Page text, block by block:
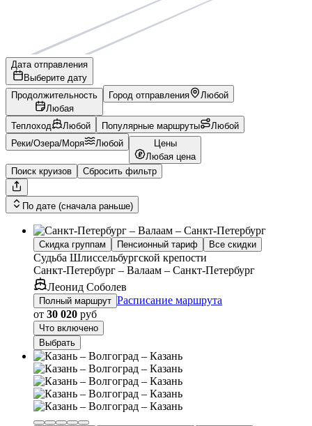
Дата отправления
Выберите дату
Продолжительность
Любая
Город отправления Любой
Теплоход Любой Популярные маршруты
Любой
Реки/Озера/Моря
Любой
Цены
Любая цена
Поиск круизов
Сбросить фильтр
По дате (сначала раньше)
Скидка группам Пенсионный тариф Все скидки
Судьба Шлиссельбургской крепости
Санкт-Петербург – Валаам – Санкт-Петербург
Леонид Соболев
Полный маршрут Расписание маршрута
от 30 020 руб
Что включено
Выбрать